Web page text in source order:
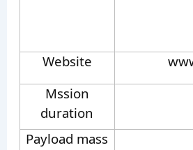
Website
Mssion
duration
Payload mass